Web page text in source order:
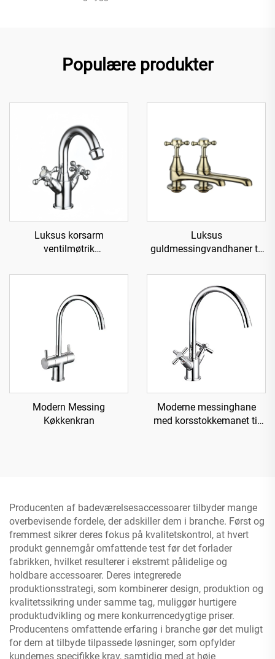
Populære produkter
Luksus korsarm
ventilmøtrik
Krom
Luksus
guldmessingvandhaner til
Modern Messing
Køkkenkran
Moderne messinghane
med korsstokkemanet til
Producenten af badeværelsesaccessoarer tilbyder mange
overbevisende fordele, der adskiller dem i branche. Først og
fremmest sikrer deres fokus på kvalitetskontrol, at hvert
produkt gennemgår omfattende test før det forlader
fabrikken, hvilket resulterer i ekstremt pålidelige og
holdbare accessoarer. Deres integrerede
produktionsstrategi, som kombinerer design, produktion og
kvalitetssikring under samme tag, muliggør hurtigere
produktudvikling og mere konkurrencedygtige priser.
Producentens omfattende erfaring i branche gør det muligt
for dem at tilbyde tilpassede løsninger, som opfylder
kundernes specifikke krav, samtidig med at høje